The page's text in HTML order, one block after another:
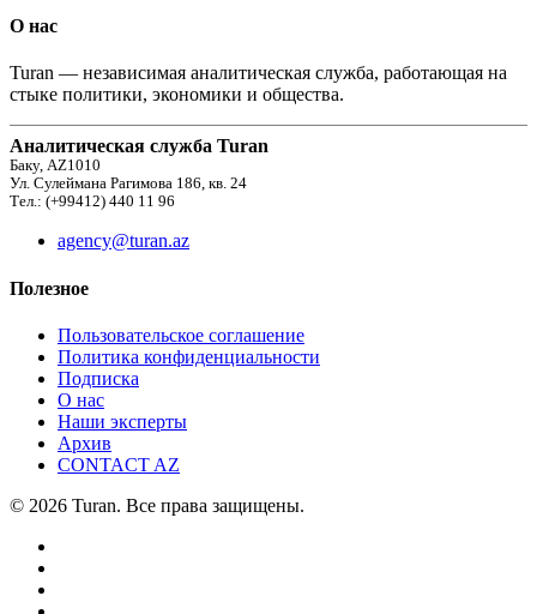
О нас
Turan — независимая аналитическая служба, работающая на
стыке политики, экономики и общества.
Аналитическая служба Turan
Баку, AZ1010
Ул. Сулеймана Рагимова 186, кв. 24
Тел.: (+99412) 440 11 96
agency@turan.az
Полезное
Пользовательское соглашение
Политика конфиденциальности
Подписка
О нас
Наши эксперты
Архив
CONTACT AZ
© 2026 Turan. Все права защищены.